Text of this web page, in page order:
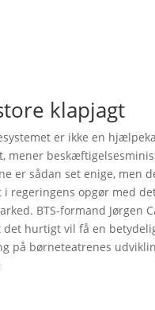
klapjagt
er ikke en
mener
er sådan set enige, men
i regeringens opgør med
BTS-formand Jørgen
det hurtigt vil få en
på børneteatrenes